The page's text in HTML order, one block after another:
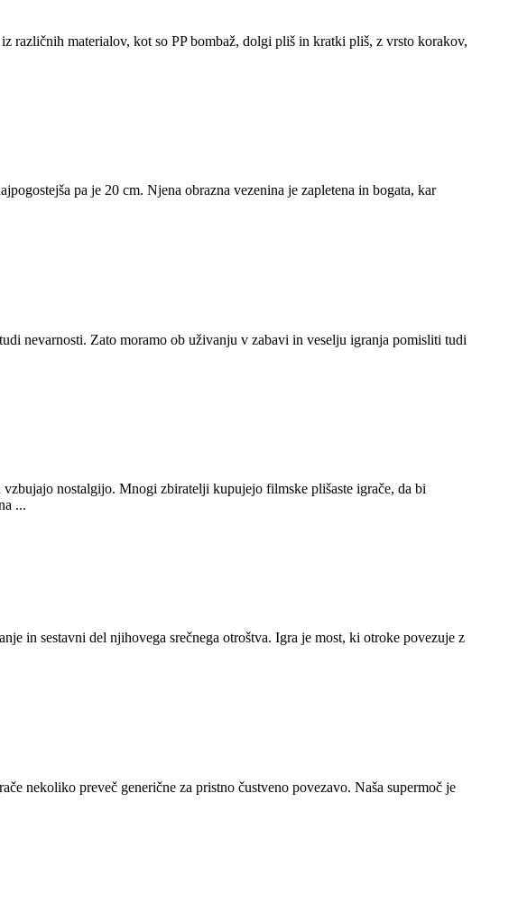
različnih materialov, kot so PP bombaž, dolgi pliš in kratki pliš, z vrsto korakov,
pa je 20 cm. Njena obrazna vezenina je zapletena in bogata, kar
nevarnosti. Zato moramo ob uživanju v zabavi in ​​veselju igranja pomisliti tudi
nostalgijo. Mnogi zbiratelji kupujejo filmske plišaste igrače, da bi
...
in sestavni del njihovega srečnega otroštva. Igra je most, ki otroke povezuje z
nekoliko preveč generične za pristno čustveno povezavo. Naša supermoč je